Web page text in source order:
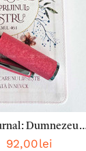
Dumnezeu
sprijinul nostru +
92,00lei